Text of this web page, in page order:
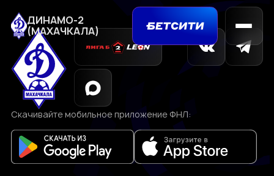
ДИНАМО-2
(МАХАЧКАЛА)
Скачивайте мобильное приложение ФНЛ: